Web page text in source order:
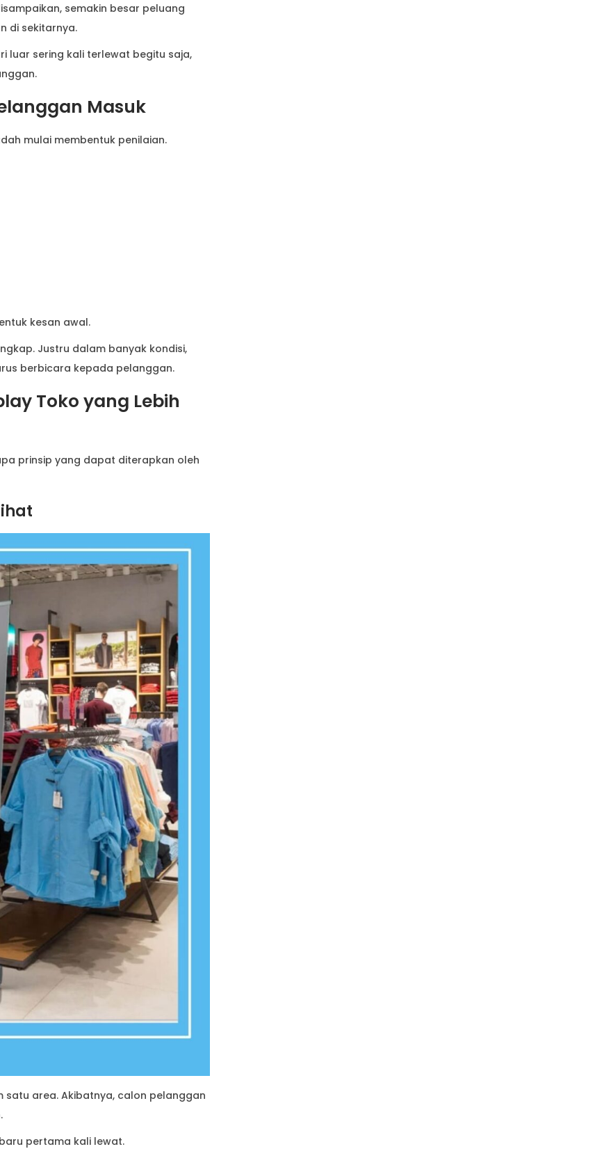
semakin besar peluang
di sekitarnya.
luar sering kali terlewat begitu saja,
Masuk
mulai membentuk penilaian.
kesan awal.
Justru dalam banyak kondisi,
berbicara kepada pelanggan.
Toko yang Lebih
prinsip yang dapat diterapkan oleh
area. Akibatnya, calon pelanggan
pertama kali lewat.